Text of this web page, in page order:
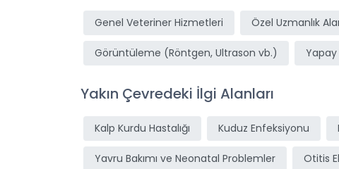
Genel Veteriner Hizmetleri Özel Uzmanlık
Görüntüleme (Röntgen, Ultrason vb.)
Yakın Çevredeki İlgi Alanları
Kalp Kurdu Hastalığı Kuduz Enfeksiyonu
Yavru Bakımı ve Neonatal Problemler Otitis